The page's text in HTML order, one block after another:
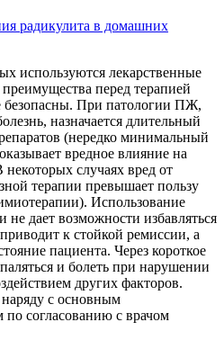
радикулита в домашних
используются лекарственные
перед терапией
безопасны. При патологии ПЖ,
назначается длительный
(нередко минимальный
вредное влияние на
случаях вред от
терапии превышает пользу
Использование
не дает возможности избавляться
к стойкой ремиссии, а
пациента. Через короткое
и болеть при нарушении
других факторов.
с основным
согласованию с врачом